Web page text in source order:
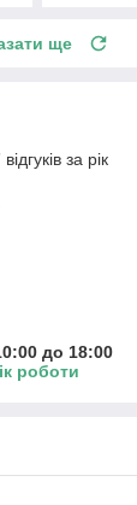
ще
за рік
до 18:00
роботи